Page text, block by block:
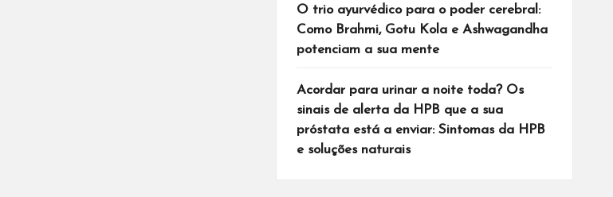
O trio ayurvédico para o poder cerebral:
Como Brahmi, Gotu Kola e Ashwagandha
potenciam a sua mente
Acordar para urinar a noite toda? Os
sinais de alerta da HPB que a sua
próstata está a enviar: Sintomas da HPB
e soluções naturais